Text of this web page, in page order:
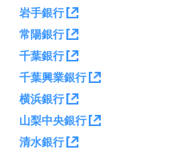
株式会社北日本銀行
株式会社紀陽銀行
株式会社京都銀行
株式会社熊本銀行
株式会社清水銀行
株式会社常陽銀行
株式会社滋賀銀行
株式会社十八親和銀行
岩手銀行
常陽銀行
千葉銀行
千葉興業銀行
横浜銀行
山梨中央銀行
清水銀行